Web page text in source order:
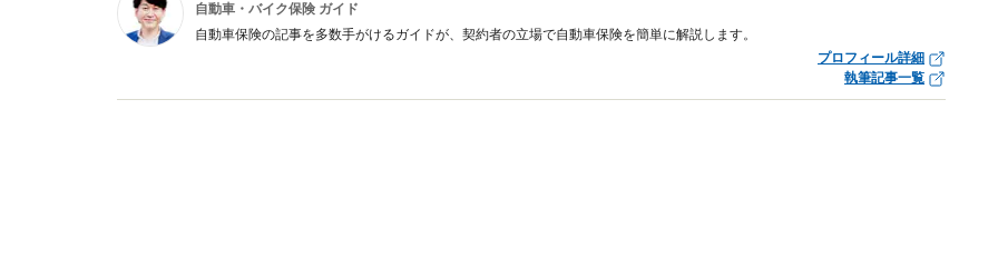
自動車・バイク保険 ガイド
自動車保険の記事を多数手がけるガイドが、契約者の立場で自動車保険を簡単に解説します。
プロフィール詳細
執筆記事一覧